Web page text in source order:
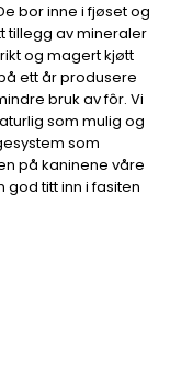
bor inne i fjøset og
tillegg av mineraler
og magert kjøtt
ett år produsere
bruk av fôr. Vi
som mulig og
som
på kaninene våre
god titt inn i fasiten